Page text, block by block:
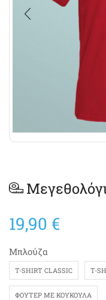
19,90 €
Μπλούζα
T-SHIRT CLASSIC T-
ΦΟΎΤΕΡ ΜΕ ΚΟΥΚΟΎΛΑ